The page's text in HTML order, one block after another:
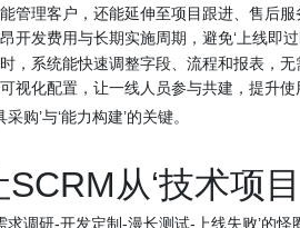
能管理客户，还能延伸至项目跟进、售后
开发费用与长期实施周期，避免‘上线即过
时，系统能快速调整字段、流程和报表，无
视化配置，让一线人员参与共建，提升使
购’与‘能力构建’的关键。
从‘技术项目
求调研-开发定制-漫长测试-上线失败’的